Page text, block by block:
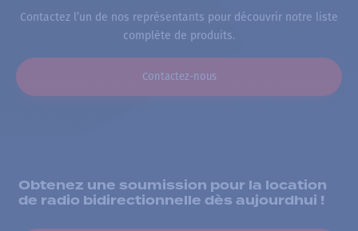
Contactez l’un de nos représentants pour découvrir notre liste
complète de produits.
Contactez-nous
Obtenez une soumission pour la location
de radio bidirectionnelle dès aujourdhui !